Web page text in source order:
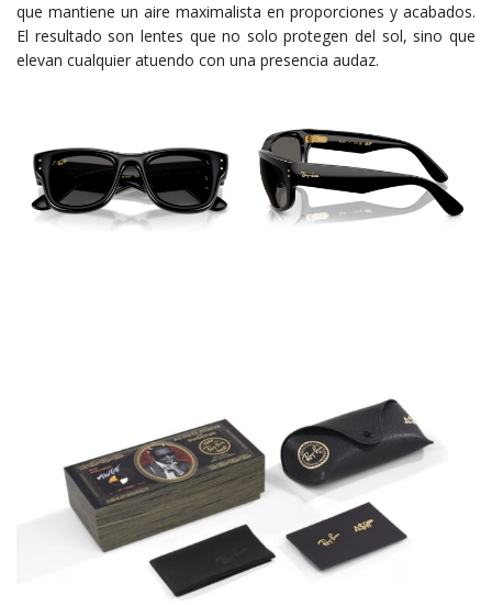
que mantiene un aire maximalista en proporciones y acabados.
El resultado son lentes que no solo protegen del sol, sino que
elevan cualquier atuendo con una presencia audaz.